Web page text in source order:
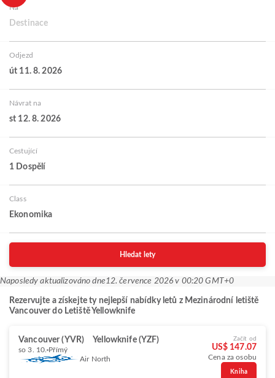
Na
Destinace
Odjezd
út 11. 8. 2026
Návrat na
st 12. 8. 2026
Cestující
1 Dospělí
Class
Ekonomika
Hledat lety
Naposledy aktualizováno dne12. července 2026 v 00:20 GMT+0
Rezervujte a získejte ty nejlepší nabídky letů z Mezinárodní letiště
Vancouver do Letiště Yellowknife
Vancouver (YVR) Yellowknife (YZF)
so 3. 10. Přímý
Air North
Začít od
US$ 147.07
Cena za osobu
Kniha